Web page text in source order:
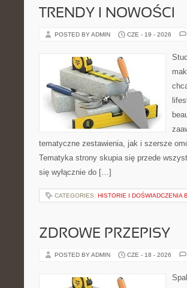
TRENDY I NOWOŚCI
POSTED BY ADMIN CZE - 19 - 2026
tematyczne zestawienia, jak i szersze
Tematyka strony skupia się przede
się wyłącznie do […]
CATEGORIES: HISTORIE I DOŚWIADCZENIA
ZDROWE PRZEPISY
POSTED BY ADMIN CZE - 18 - 2026